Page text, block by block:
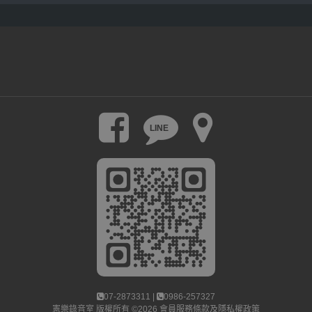
LINE
07-2873311 |
0986-257327
憲樂錄音室 版權所有 ©2026 會員服務條款及隱私權政策